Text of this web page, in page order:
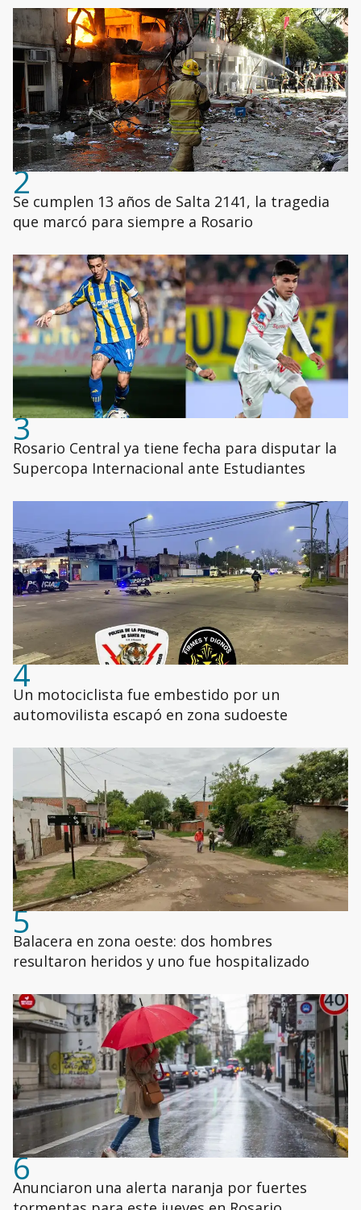
2
Se cumplen 13 años de Salta 2141, la tragedia
que marcó para siempre a Rosario
3
Rosario Central ya tiene fecha para disputar la
Supercopa Internacional ante Estudiantes
4
Un motociclista fue embestido por un
automovilista escapó en zona sudoeste
5
Balacera en zona oeste: dos hombres
resultaron heridos y uno fue hospitalizado
6
Anunciaron una alerta naranja por fuertes